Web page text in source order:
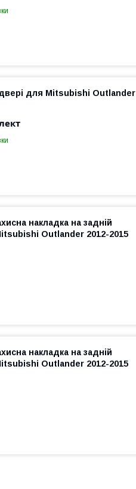
для Mitsubishi Outlander
накладка на задній
Outlander 2012-2015
накладка на задній
Outlander 2012-2015